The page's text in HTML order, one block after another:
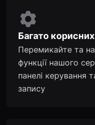
Багато
Перемикайте та
функції нашого
панелі керування
запису